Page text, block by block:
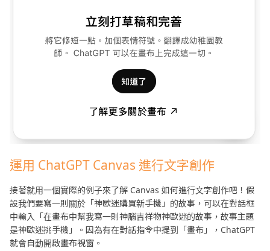
運用 ChatGPT Canvas 進行文字創作
接著就用一個實際的例子來了解 Canvas 如何進行文字創作吧！假
設我們要寫一則關於「神歐迷購買新手機」的故事，可以在對話框
中輸入「在畫布中幫我寫一則神腦吉祥物神歐迷的故事，故事主題
是神歐迷挑手機」。因為有在對話指令中提到「畫布」，ChatGPT
就會自動開啟畫布視窗。